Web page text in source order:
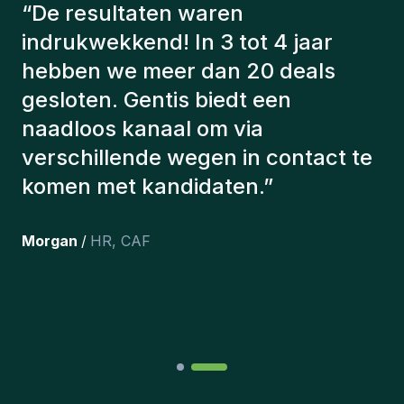
“De consultants van Gentis
hebben altijd rekening gehouden
met een aantal factoren om ons de
juiste kandidaten voor te stellen.
De kandidaten die we hebben
aangeworven, werken nog steeds
bij ons en persoonlijk ben ik erg
team hebben opgenomen.